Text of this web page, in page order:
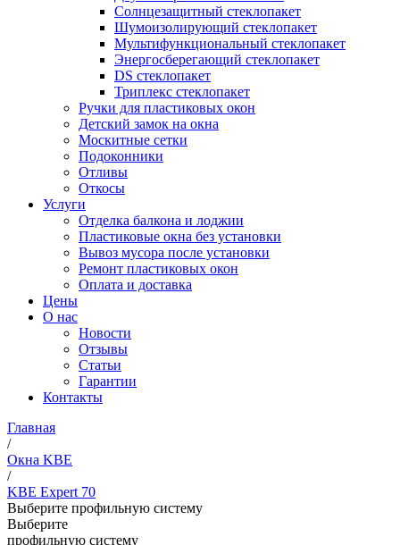
Солнцезащитный стеклопакет
Шумоизолирующий стеклопакет
Мультифункциональный стеклопакет
Энергосберегающий стеклопакет
DS стеклопакет
Триплекс стеклопакет
Ручки для пластиковых окон
Детский замок на окна
Москитные сетки
Подоконники
Отливы
Откосы
Услуги
Отделка балкона и лоджии
Пластиковые окна без установки
Вывоз мусора после установки
Ремонт пластиковых окон
Оплата и доставка
Цены
О нас
Новости
Отзывы
Статьи
Гарантии
Контакты
Главная
/
Окна KBE
/
KBE Expert 70
Выберите профильную систему
Выберите
профильную систему